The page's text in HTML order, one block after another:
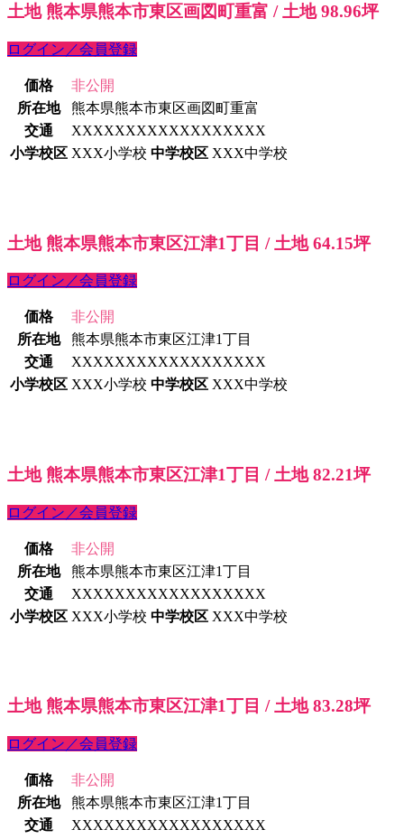
土地 熊本県熊本市東区画図町重富 / 土地 98.96坪
ログイン／会員登録
価格
非公開
所在地
熊本県熊本市東区画図町重富
交通
XXXXXXXXXXXXXXXXXX
小学校区 XXX小学校 中学校区 XXX中学校
土地 熊本県熊本市東区江津1丁目 / 土地 64.15坪
ログイン／会員登録
価格
非公開
所在地
熊本県熊本市東区江津1丁目
交通
XXXXXXXXXXXXXXXXXX
小学校区 XXX小学校 中学校区 XXX中学校
土地 熊本県熊本市東区江津1丁目 / 土地 82.21坪
ログイン／会員登録
価格
非公開
所在地
熊本県熊本市東区江津1丁目
交通
XXXXXXXXXXXXXXXXXX
小学校区 XXX小学校 中学校区 XXX中学校
土地 熊本県熊本市東区江津1丁目 / 土地 83.28坪
ログイン／会員登録
価格
非公開
所在地
熊本県熊本市東区江津1丁目
交通
XXXXXXXXXXXXXXXXXX